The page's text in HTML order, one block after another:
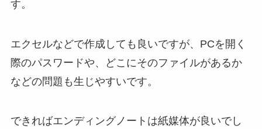
す。
エクセルなどで作成しても良いですが、PCを開く
際のパスワードや、どこにそのファイルがあるか
などの問題も生じやすいです。
できればエンディングノートは紙媒体が良いでし